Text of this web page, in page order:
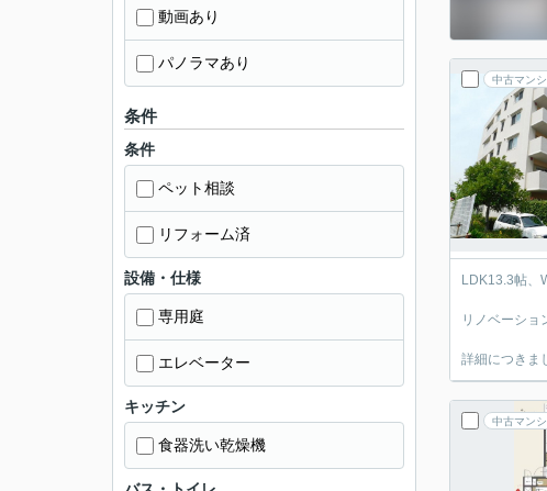
中古マン
LDK13.3帖、
リノベーショ
詳細につきま
中古マン
動画あり
パノラマあり
条件
条件
ペット相談
リフォーム済
設備・仕様
専用庭
エレベーター
キッチン
食器洗い乾燥機